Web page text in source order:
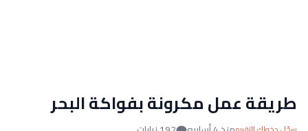
طريقة عمل مكرونة بفواكة البحر